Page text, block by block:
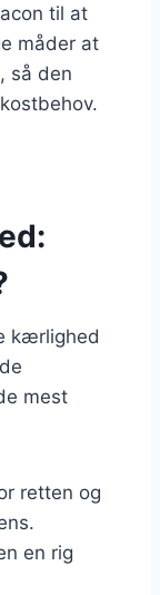
til at
måder at
så den
kærlighed
mest
retten og
en rig